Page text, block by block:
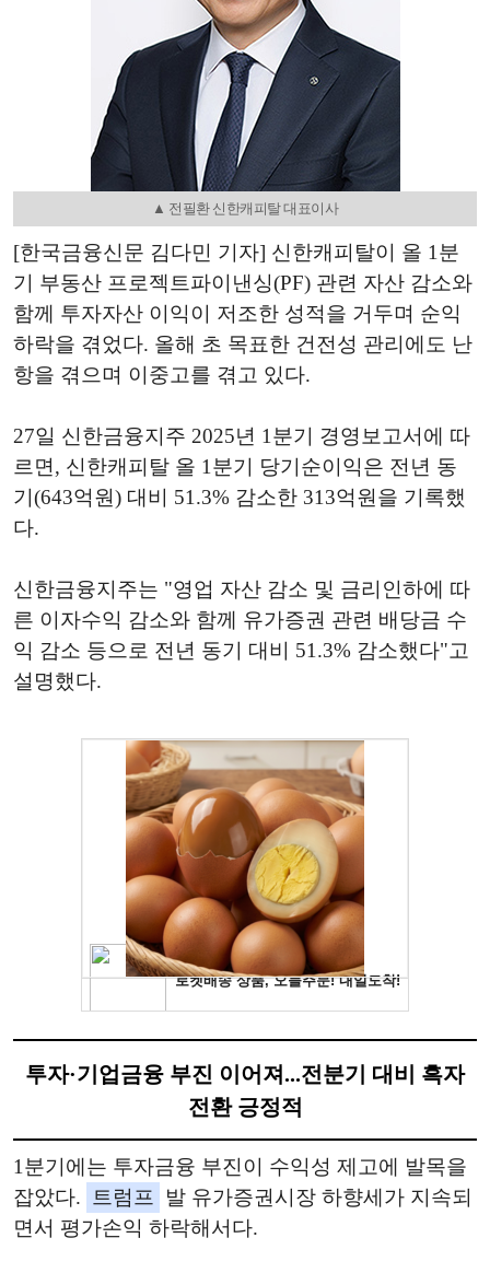
▲ 전필환 신한캐피탈 대표이사
[한국금융신문 김다민 기자] 신한캐피탈이 올 1분
기 부동산 프로젝트파이낸싱(PF) 관련 자산 감소와
함께 투자자산 이익이 저조한 성적을 거두며 순익
하락을 겪었다. 올해 초 목표한 건전성 관리에도 난
항을 겪으며 이중고를 겪고 있다.
27일 신한금융지주 2025년 1분기 경영보고서에 따
르면, 신한캐피탈 올 1분기 당기순이익은 전년 동
기(643억원) 대비 51.3% 감소한 313억원을 기록했
다.
신한금융지주는 "영업 자산 감소 및 금리인하에 따
른 이자수익 감소와 함께 유가증권 관련 배당금 수
익 감소 등으로 전년 동기 대비 51.3% 감소했다"고
설명했다.
투자·기업금융 부진 이어져...전분기 대비 흑자
전환 긍정적
1분기에는 투자금융 부진이 수익성 제고에 발목을
잡았다.
트럼프
발 유가증권시장 하향세가 지속되
면서 평가손익 하락해서다.